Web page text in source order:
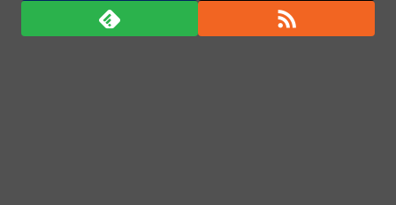
日本の防衛白書「韓国は重要な隣国」だと3年連続で